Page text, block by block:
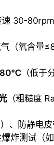
速 30-
（氧含量
（低
（粗糙度
、防静电
炸测试（